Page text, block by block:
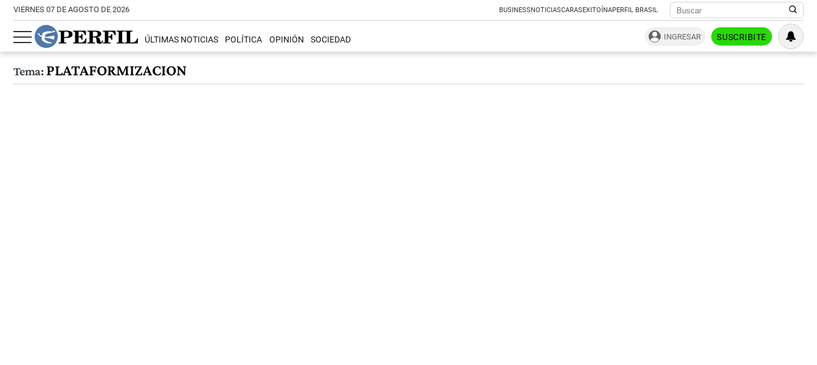
VIERNES 07 DE AGOSTO DE 2026 BUSINESSNOTICIASCARASEXITOÍNAPERFIL BRASIL
ÚLTIMAS NOTICIAS POLÍTICA OPINIÓN SOCIEDAD INGRESAR SUSCRIBITE
Tema:PLATAFORMIZACION